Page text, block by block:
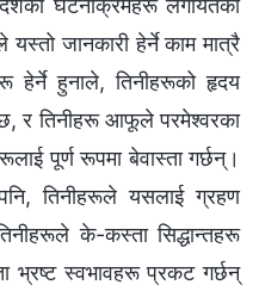
घटनाक्रमहरू लगायतका
जानकारी हेर्ने काम मात्रै
हेर्ने हुनाले, तिनीहरूको हृदय
र तिनीहरू आफूले परमेश्‍वरका
पूर्ण रूपमा बेवास्ता गर्छन्।
तिनीहरूले यसलाई ग्रहण
के-कस्ता सिद्धान्तहरू
भ्रष्ट स्वभावहरू प्रकट गर्छन्